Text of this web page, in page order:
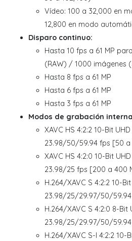
Vídeo: 100 a 32,000 en
12,800 en modo
Disparo continuo:
Hasta 10 fps a 61 MP
(RAW) / 1000 imágenes
Hasta 8 fps a 61 MP
Hasta 6 fps a 61 MP
Hasta 3 fps a 61 MP
Modos de grabación
XAVC HS 4:2:2 10-Bit
23.98/50/59.94 fps [50
XAVC HS 4:2:0 10-Bit
23.98/25 fps [200 a 400
H.264/XAVC S 4:2:2 10-
23.98/25/29.97/50/
H.264/XAVC S 4:2:0 8-Bit
23.98/25/29.97/50/
H.264/XAVC S-I 4:2:2 10-